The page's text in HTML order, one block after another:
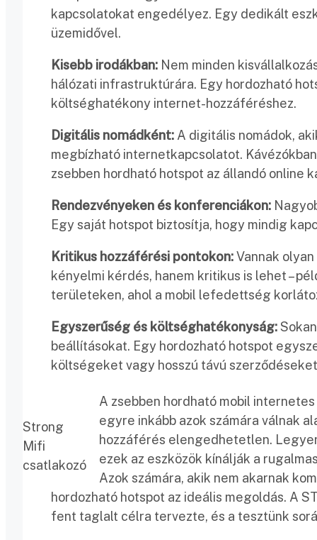
kapcsolatokat engedélyez. Egy dedikált
üzemidővel.
Kisebb irodákban: Nem minden
hálózati infrastruktúrára. Egy hordozható
költséghatékony internet-hozzáféréshez.
Digitális nomádként: A digitális nomádok,
megbízható internetkapcsolatot.
zsebben hordható hotspot az állandó online
Rendezvényeken és konferenciákon:
Egy saját hotspot biztosítja, hogy mindig
Kritikus hozzáférési pontokon:Vannak
kényelmi kérdés, hanem kritikus is lehet –
területeken, ahol a mobil lefedettség
Egyszerűség és költséghatékonyság:
beállításokat. Egy hordozható hotspot
költségeket vagy hosszú távú
Strong
Mifi
csatlakozó
A zsebben hordható mobil
egyre inkább azok számára válnak
hozzáférés elengedhetetlen.
ezek az eszközök kínálják a
Azok számára, akik nem akarnak
hordozható hotspot az ideális megoldás. A
fent taglalt célra tervezte, és a tesztünk